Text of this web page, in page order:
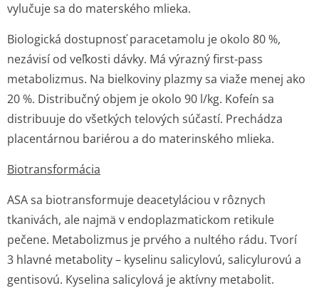
vylučuje sa do materského mlieka.
Biologická dostupnosť paracetamolu je okolo 80 %,
nezávisí od veľkosti dávky. Má výrazný first-pass
metabolizmus. Na bielkoviny plazmy sa viaže menej ako
20 %. Distribučný objem je okolo 90 l/kg. Kofeín sa
distribuuje do všetkých telových súčastí. Prechádza
placentárnou bariérou a do materinského mlieka.
Biotransformácia
ASA sa biotransformuje deacetyláciou v rôznych
tkanivách, ale najmä v endoplazmatickom retikule
pečene. Metabolizmus je prvého a nultého rádu. Tvorí
3 hlavné metabolity – kyselinu salicylovú, salicylurovú a
gentisovú. Kyselina salicylová je aktívny metabolit.